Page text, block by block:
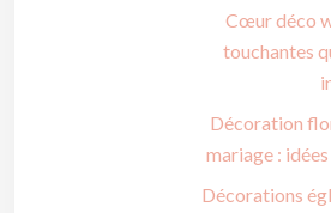
Cœur déco
touchantes
Décoration
mariage :
Décorations